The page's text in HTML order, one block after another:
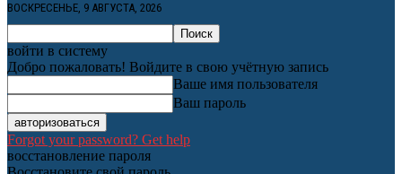
ВОСКРЕСЕНЬЕ, 9 АВГУСТА, 2026
войти в систему
Добро пожаловать! Войдите в свою учётную запись
Ваше имя пользователя
Ваш пароль
Forgot your password? Get help
восстановление пароля